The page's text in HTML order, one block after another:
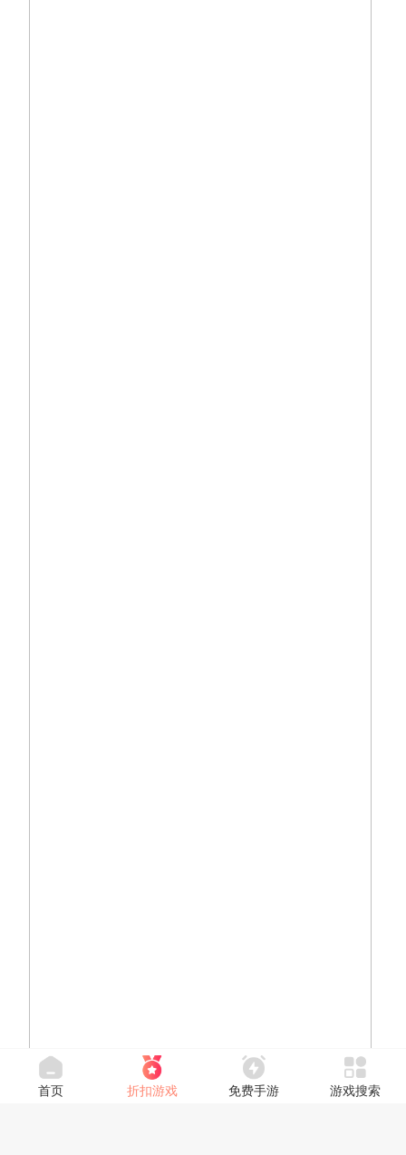
首页 折扣游戏 免费手游 游戏搜索